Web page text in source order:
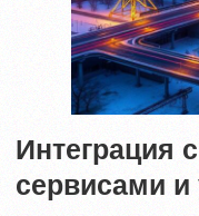
Интеграция
сервисами и